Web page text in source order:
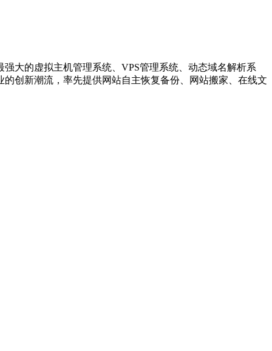
大的虚拟主机管理系统、VPS管理系统、动态域名解析系
创新潮流，率先提供网站自主恢复备份、网站搬家、在线文